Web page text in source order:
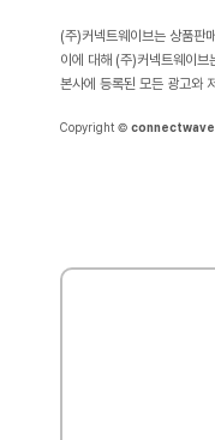
(주)커넥트웨이브는 상품판
이에 대해 (주)커넥트웨이브
본사에 등록된 모든 광고와
Copyright © connectwave